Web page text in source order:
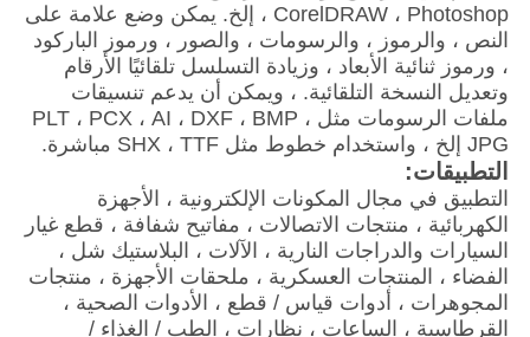
CorelDRAW ، Photoshop ، إلخ. يمكن وضع علامة على
النص ، والرموز ، والرسومات ، والصور ، ورموز الباركود
، ورموز ثنائية الأبعاد ، وزيادة التسلسل تلقائيًا الأرقام
وتعديل النسخة التلقائية. ، ويمكن أن يدعم تنسيقات
ملفات الرسومات مثل PLT ، PCX ، AI ، DXF ، BMP ،
JPG إلخ ، واستخدام خطوط مثل SHX ، TTF مباشرة.
التطبيقات:
التطبيق في مجال المكونات الإلكترونية ، الأجهزة
الكهربائية ، منتجات الاتصالات ، مفاتيح شفافة ، قطع غيار
السيارات والدراجات النارية ، الآلات ، البلاستيك شل ،
الفضاء ، المنتجات العسكرية ، ملحقات الأجهزة ، منتجات
المجوهرات ، أدوات قياس / قطع ، الأدوات الصحية ،
القرطاسية ، الساعات ، نظارات ، الطب / الغذاء /